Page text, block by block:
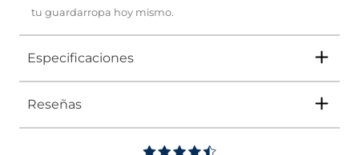
tu guardarropa hoy mismo.
Especificaciones
Tipo
Reseñas